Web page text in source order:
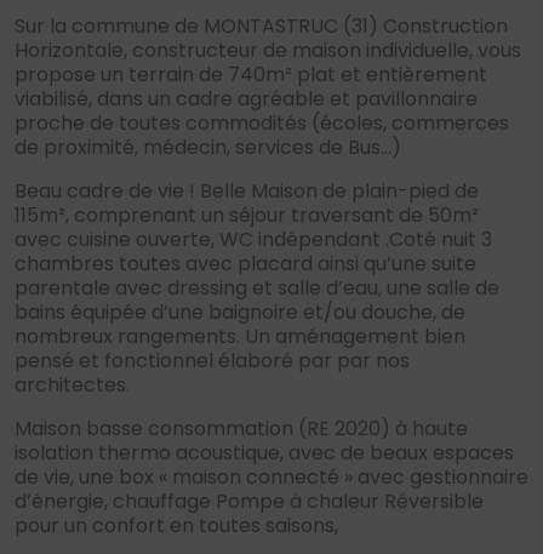
Sur la commune de MONTASTRUC (31) Construction
Horizontale, constructeur de maison individuelle, vous
propose un terrain de 740m² plat et entièrement
viabilisé, dans un cadre agréable et pavillonnaire
proche de toutes commodités (écoles, commerces
de proximité, médecin, services de Bus…)
Beau cadre de vie ! Belle Maison de plain-pied de
115m², comprenant un séjour traversant de 50m²
avec cuisine ouverte, WC indépendant .Coté nuit 3
chambres toutes avec placard ainsi qu’une suite
parentale avec dressing et salle d’eau, une salle de
bains équipée d’une baignoire et/ou douche, de
nombreux rangements. Un aménagement bien
pensé et fonctionnel élaboré par par nos
architectes.
Maison basse consommation (RE 2020) à haute
isolation thermo acoustique, avec de beaux espaces
de vie, une box « maison connecté » avec gestionnaire
d’énergie, chauffage Pompe à chaleur Réversible
pour un confort en toutes saisons,